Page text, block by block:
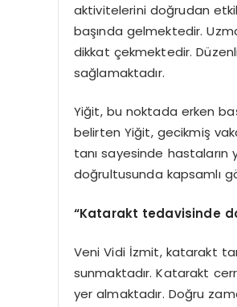
aktivitelerini doğrudan
başında gelmektedir.
dikkat çekmektedir.
sağlamaktadır.
Yiğit, bu noktada erken
belirten Yiğit, gecikmiş
tanı sayesinde hastaların
doğrultusunda kapsamlı
“Katarakt tedavisinde
Veni Vidi İzmit, katarakt
sunmaktadır. Katarakt
yer almaktadır. Doğru